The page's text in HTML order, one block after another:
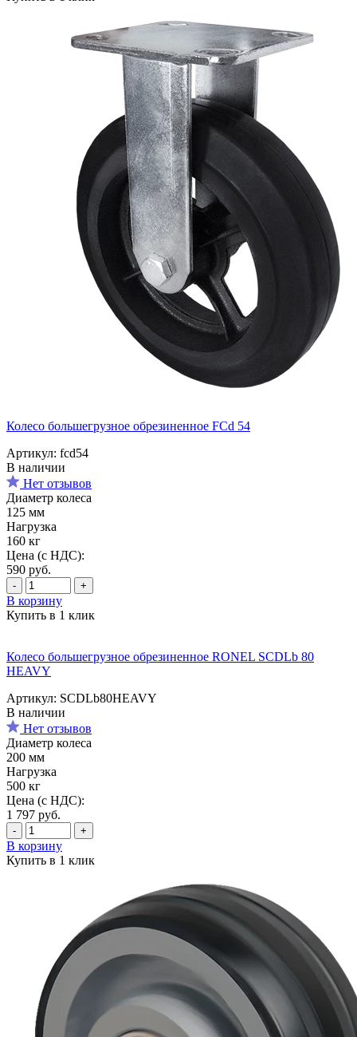
Колесо большегрузное обрезиненное FCd 54
Артикул: fcd54
В наличии
Нет отзывов
Диаметр колеса
125 мм
Нагрузка
160 кг
Цена (с НДС):
590 руб.
- +
В корзину
Купить в 1 клик
Колесо большегрузное обрезиненное RONEL SCDLb 80
HEAVY
Артикул: SCDLb80HEAVY
В наличии
Нет отзывов
Диаметр колеса
200 мм
Нагрузка
500 кг
Цена (с НДС):
1 797 руб.
- +
В корзину
Купить в 1 клик